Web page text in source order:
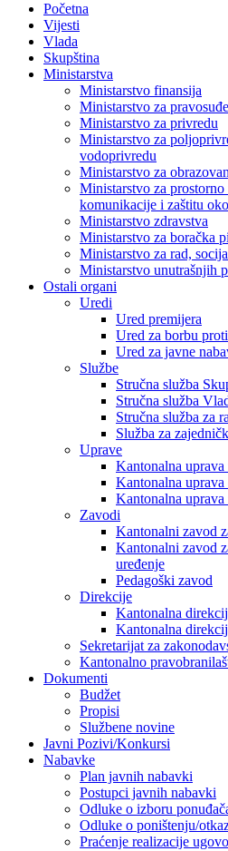
Početna
Vijesti
Vlada
Skupština
Ministarstva
Ministarstvo finansija
Ministarstvo za
Ministarstvo za privredu
Ministarstvo za
vodoprivredu
Ministarstvo za
Ministarstvo za prostorno
komunikacije i zaštitu
Ministarstvo zdravstva
Ministarstvo za boračka
Ministarstvo za rad,
Ministarstvo unutrašnjih
Ostali organi
Uredi
Ured premijera
Ured za borbu
Ured za javne
Službe
Stručna služba
Stručna služba
Stručna služba za
Služba za
Uprave
Kantonalna
Kantonalna
Kantonalna uprava
Zavodi
Kantonalni zavod
Kantonalni zavod
uređenje
Pedagoški zavod
Direkcije
Kantonalna
Kantonalna
Sekretarijat za
Kantonalno
Dokumenti
Budžet
Propisi
Službene novine
Javni Pozivi/Konkursi
Nabavke
Plan javnih nabavki
Postupci javnih nabavki
Odluke o izboru
Odluke o poništenju/
Praćenje realizacije